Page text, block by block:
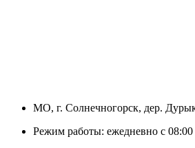
МО, г. Солнечногорск, дер.
Режим работы: ежедневно с 08:00